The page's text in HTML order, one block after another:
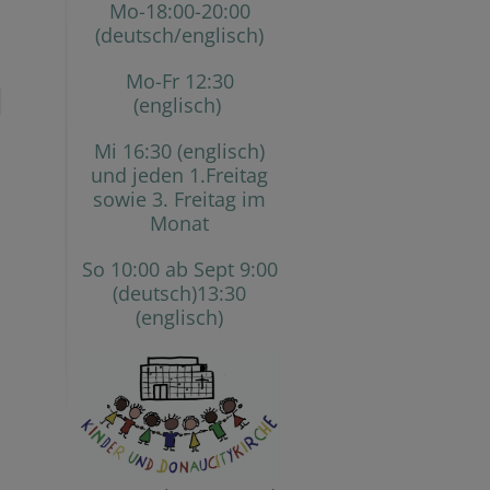
Mo-18:00-20:00
(deutsch/englisch)
Mo-Fr 12:30
(englisch)
Mi 16:30 (englisch)
und jeden 1.Freitag
sowie 3. Freitag im
Monat
So 10:00 ab Sept 9:00
(deutsch)13:30
(englisch)